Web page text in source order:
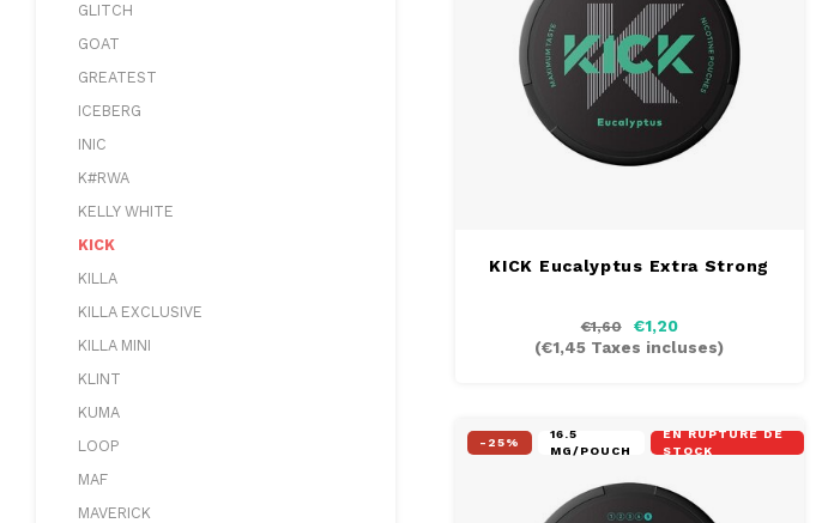
GLITCH
GOAT
GREATEST
ICEBERG
INIC
K#RWA
KELLY WHITE
KICK
KILLA
KILLA EXCLUSIVE
KILLA MINI
KLINT
KUMA
LOOP
MAF
MAVERICK
KICK Eucalyptus Extra Strong
€1,60
€1,20
(€1,45 Taxes incluses)
-25%
16.5
MG/POUCH
EN RUPTURE DE
STOCK